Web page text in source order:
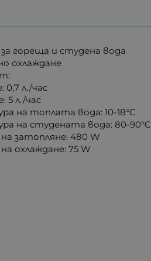
гореща и студена вода
охлаждане
0,7 л./час
5 л./час
на топлата вода: 10-18°C
на студената вода: 80-90°C
затопляне: 480 W
охлаждане: 75 W